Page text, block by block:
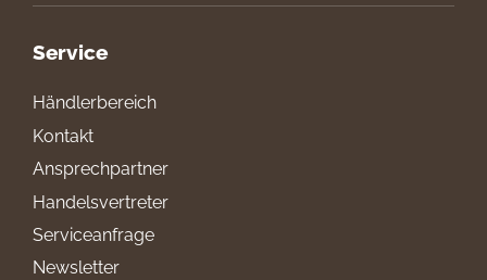
Service
Händlerbereich
Kontakt
Ansprechpartner
Handelsvertreter
Serviceanfrage
Newsletter